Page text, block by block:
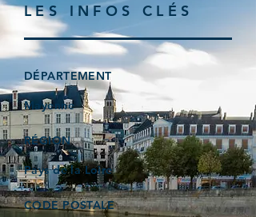
LES INFOS CLÉS
DÉPARTEMENT
Mayenne
RÉGION
Pays de la Loire
CODE POSTALE